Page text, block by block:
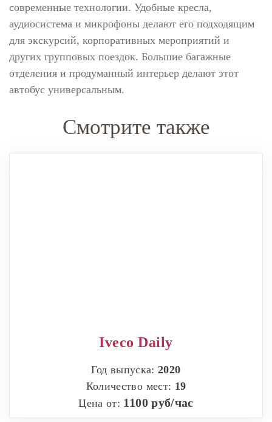
современные технологии. Удобные кресла,
аудиосистема и микрофоны делают его подходящим
для экскурсий, корпоративных мероприятий и
других групповых поездок. Большие багажные
отделения и продуманный интерьер делают этот
автобус универсальным.
Смотрите также
Iveco Daily
Год выпуска:2020
Количество мест: 19
Цена от: 1100 руб/час